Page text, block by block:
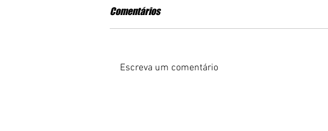
Comentários
Escreva um comentário